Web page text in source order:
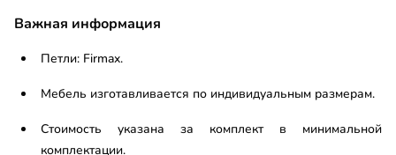
Важная информация
Петли: Firmax.
Мебель изготавливается по индивидуальным размерам.
Стоимость указана за комплект в минимальной
комплектации.